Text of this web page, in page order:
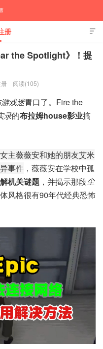
注册教程

册
the Spotlight》！提
阅读(105)
戏迷胃口了。Fire the
录的布拉姆house影业搞
女主薇薇安和她的朋友艾米
事件 ，薇薇安在学校中孤
机关谜题 ，并揭示那段尘
风格很有90年代经典恐怖